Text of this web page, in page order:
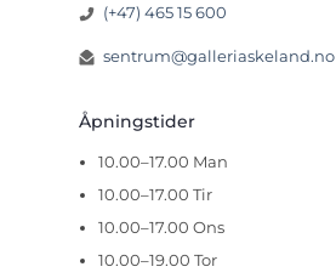
(+47) 465 15 600
sentrum@galleriaskeland.no
Åpningstider
10.00–17.00 Man
10.00–17.00 Tir
10.00–17.00 Ons
10.00–19.00 Tor